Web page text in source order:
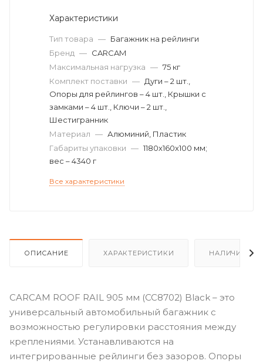
Характеристики
Тип товара — Багажник на рейлинги
Бренд — CARCAM
Максимальная нагрузка — 75 кг
Комплект поставки — Дуги – 2 шт.,
Опоры для рейлингов – 4 шт., Крышки с
замками – 4 шт., Ключи – 2 шт.,
Шестигранник
Материал — Алюминий, Пластик
Габариты упаковки — 1180х160х100 мм;
вес – 4340 г
Все характеристики
ОПИСАНИЕ ХАРАКТЕРИСТИКИ НАЛИЧИЕ
CARCAM ROOF RAIL 905 мм (CC8702) Black – это
универсальный автомобильный багажник с
возможностью регулировки расстояния между
креплениями. Устанавливаются на
интегрированные рейлинги без зазоров. Опоры